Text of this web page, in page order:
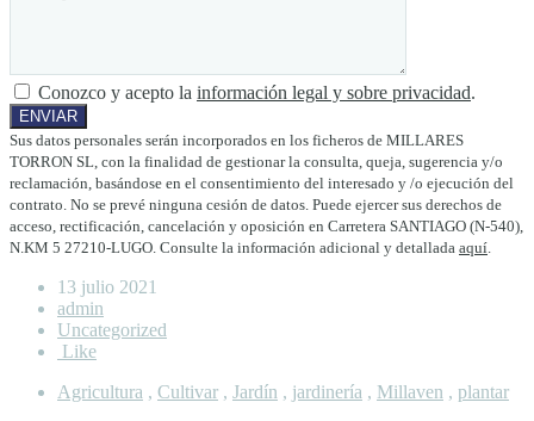
Conozco y acepto la información legal y sobre privacidad.
Sus datos personales serán incorporados en los ficheros de MILLARES
TORRON SL, con la finalidad de gestionar la consulta, queja, sugerencia y/o
reclamación, basándose en el consentimiento del interesado y /o ejecución del
contrato. No se prevé ninguna cesión de datos. Puede ejercer sus derechos de
acceso, rectificación, cancelación y oposición en Carretera SANTIAGO (N-540),
N.KM 5 27210-LUGO. Consulte la información adicional y detallada aquí.
13 julio 2021
admin
Uncategorized
Like
Agricultura , Cultivar , Jardín , jardinería , Millaven , plantar